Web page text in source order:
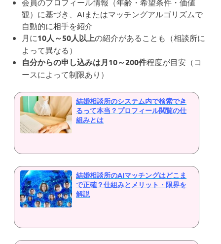
会員のプロフィール情報（年齢・希望条件・価値
観）に基づき、AIまたはマッチングアルゴリズムで
自動的に相手を紹介
月に10人～50人以上の紹介があることも（相談所に
よって異なる）
自分からの申し込みは月10～200件程度が目安（コ
ースによって制限あり）
結婚相談所のシステム内で検索でき
るって本当？プロフィール閲覧の仕
組みとは
結婚相談所のAIマッチングはどこま
で正確？仕組みとメリット・限界を
解説